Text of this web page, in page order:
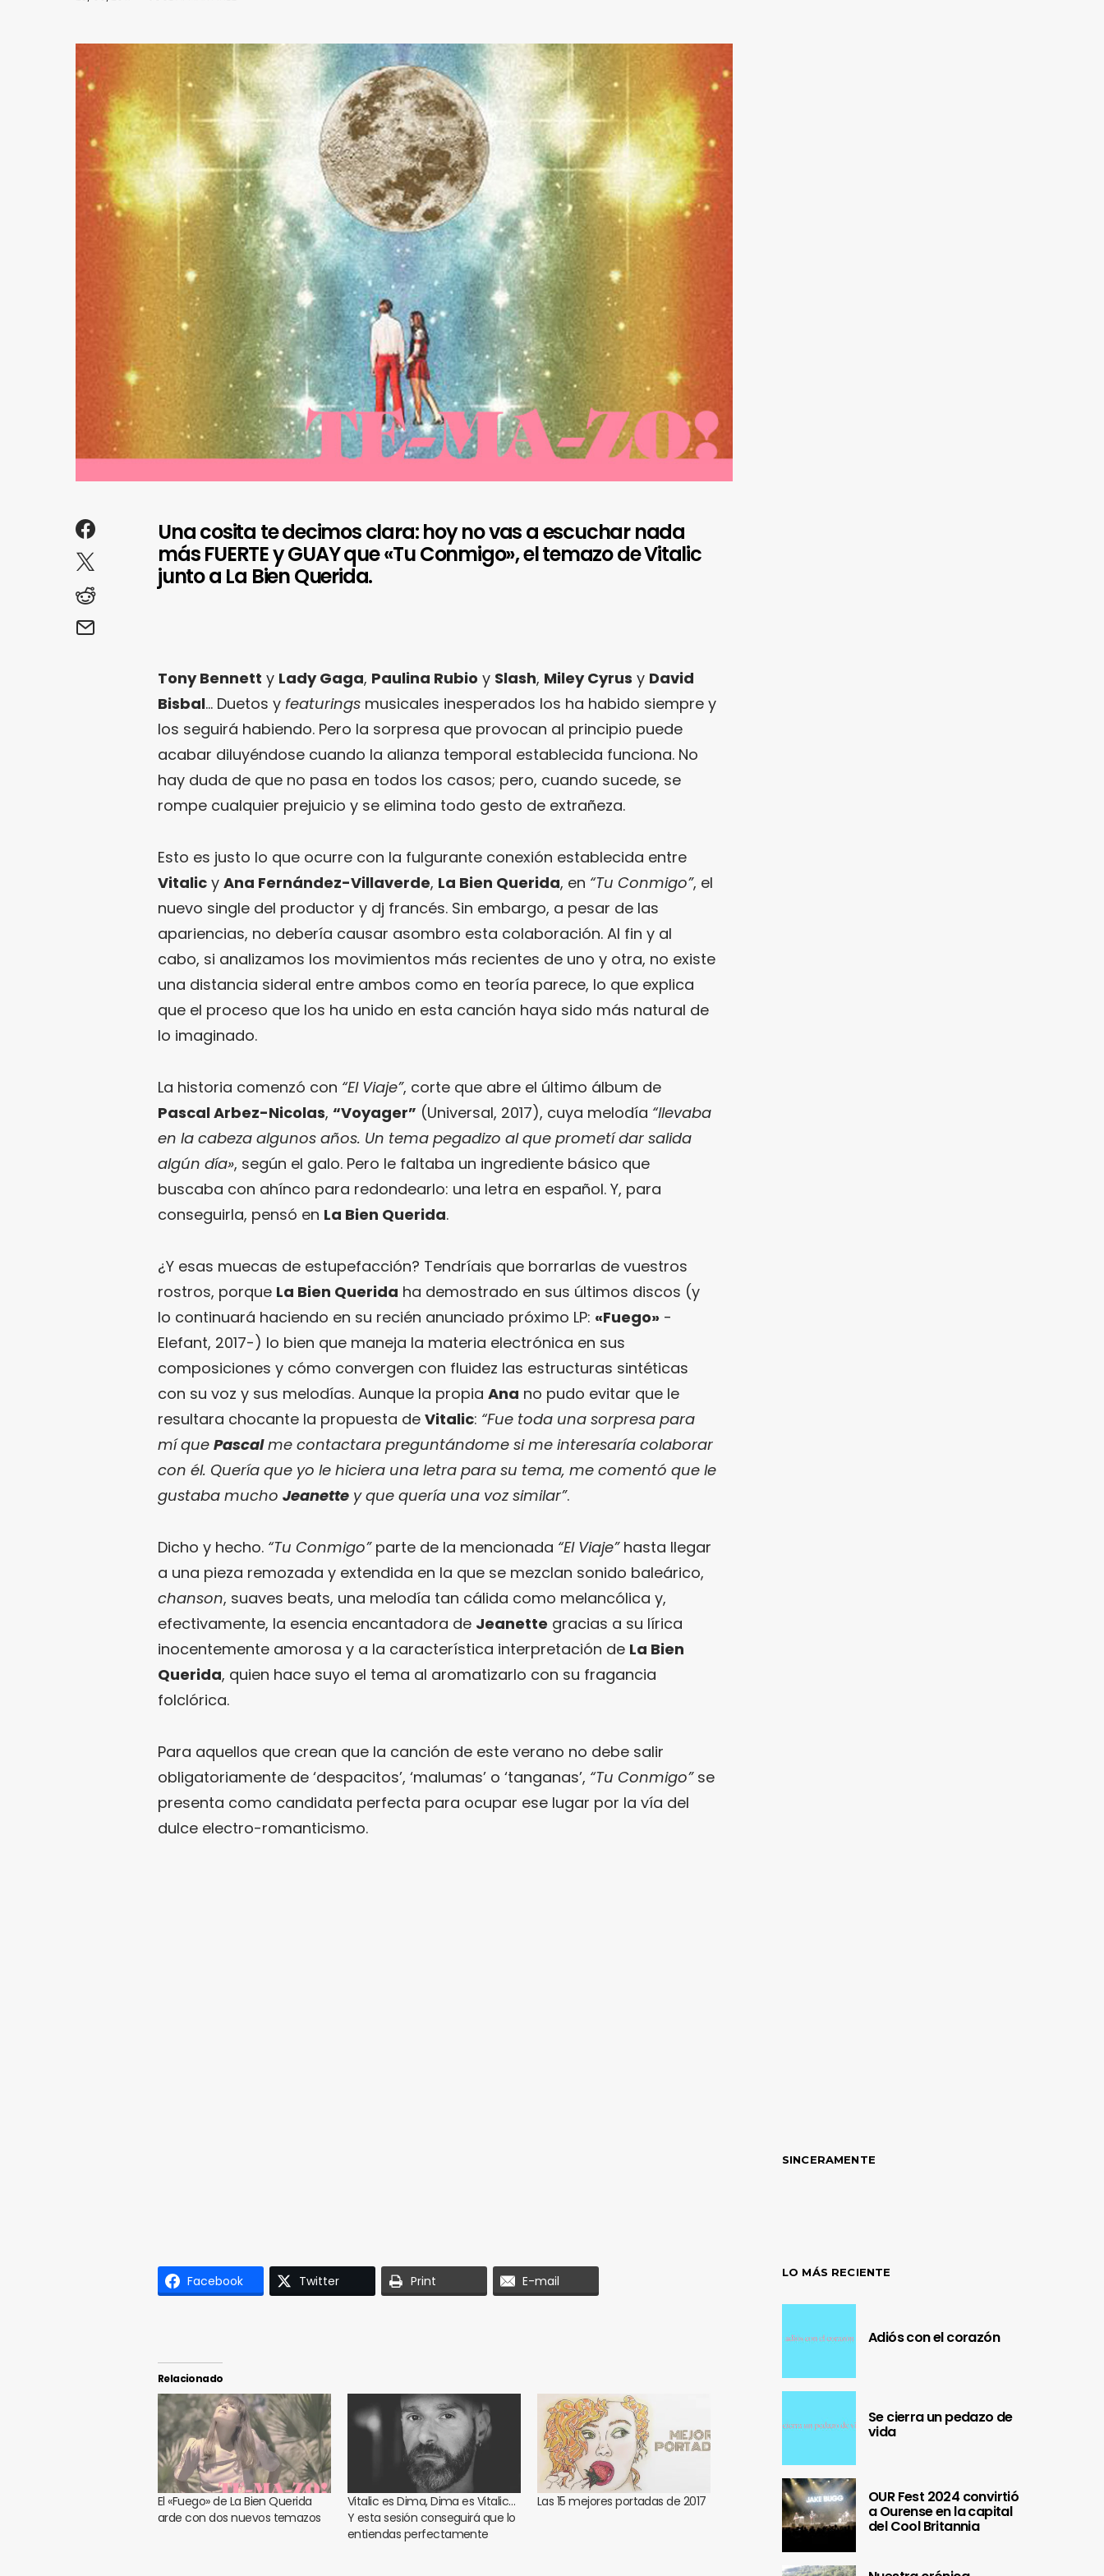
Una cosita te decimos clara: hoy no vas a escuchar nada
más FUERTE y GUAY que «Tu Conmigo», el temazo de Vitalic
junto a La Bien Querida.
Tony Bennett y Lady Gaga, Paulina Rubio y Slash, Miley Cyrus y David
Bisbal… Duetos y featurings musicales inesperados los ha habido siempre y
los seguirá habiendo. Pero la sorpresa que provocan al principio puede
acabar diluyéndose cuando la alianza temporal establecida funciona. No
hay duda de que no pasa en todos los casos; pero, cuando sucede, se
rompe cualquier prejuicio y se elimina todo gesto de extrañeza.
Esto es justo lo que ocurre con la fulgurante conexión establecida entre
Vitalic y Ana Fernández-Villaverde, La Bien Querida, en “Tu Conmigo”, el
nuevo single del productor y dj francés. Sin embargo, a pesar de las
apariencias, no debería causar asombro esta colaboración. Al fin y al
cabo, si analizamos los movimientos más recientes de uno y otra, no existe
una distancia sideral entre ambos como en teoría parece, lo que explica
que el proceso que los ha unido en esta canción haya sido más natural de
lo imaginado.
La historia comenzó con “El Viaje”, corte que abre el último álbum de
Pascal Arbez-Nicolas, “Voyager” (Universal, 2017), cuya melodía “llevaba
en la cabeza algunos años. Un tema pegadizo al que prometí dar salida
algún día», según el galo. Pero le faltaba un ingrediente básico que
buscaba con ahínco para redondearlo: una letra en español. Y, para
conseguirla, pensó en La Bien Querida.
¿Y esas muecas de estupefacción? Tendríais que borrarlas de vuestros
rostros, porque La Bien Querida ha demostrado en sus últimos discos (y
lo continuará haciendo en su recién anunciado próximo LP: «Fuego» -
Elefant, 2017-) lo bien que maneja la materia electrónica en sus
composiciones y cómo convergen con fluidez las estructuras sintéticas
con su voz y sus melodías. Aunque la propia Ana no pudo evitar que le
resultara chocante la propuesta de Vitalic: “Fue toda una sorpresa para
mí que Pascalme contactara preguntándome si me interesaría colaborar
con él. Quería que yo le hiciera una letra para su tema, me comentó que le
gustaba mucho Jeanette y que quería una voz similar”.
Dicho y hecho. “Tu Conmigo”parte de la mencionada “El Viaje”hasta llegar
a una pieza remozada y extendida en la que se mezclan sonido baleárico,
chanson, suaves beats, una melodía tan cálida como melancólica y,
efectivamente, la esencia encantadora de Jeanette gracias a su lírica
inocentemente amorosa y a la característica interpretación de La Bien
Querida, quien hace suyo el tema al aromatizarlo con su fragancia
folclórica.
Para aquellos que crean que la canción de este verano no debe salir
obligatoriamente de ‘despacitos’, ‘malumas’ o ‘tanganas’, “Tu Conmigo”se
presenta como candidata perfecta para ocupar ese lugar por la vía del
dulce electro-romanticismo.
Facebook Twitter Print E-mail
Relacionado
El «Fuego» de La Bien Querida
arde con dos nuevos temazos
Vitalic es Dima, Dima es Vitalic…
Y esta sesión conseguirá que lo
entiendas perfectamente
Las 15 mejores portadas de 2017
SINCERAMENTE
LO MÁS RECIENTE
Adiós con el corazón
Se cierra un pedazo de
vida
OUR Fest 2024 convirtió
a Ourense en la capital
del Cool Britannia